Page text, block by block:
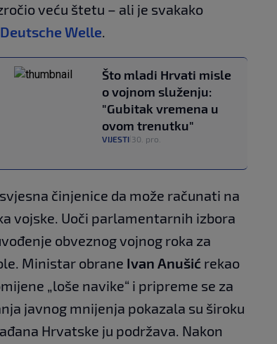
veću štetu – ali je svakako
Deutsche Welle.
Što mladi Hrvati misle
o vojnom služenju:
"Gubitak vremena u
ovom trenutku"
VIJESTI 30. pro.
činjenice da može računati na
vojske. Uoči parlamentarnih izbora
obveznog vojnog roka za
Ministar obrane Ivan Anušić rekao
„loše navike“ i pripreme se za
javnog mnijenja pokazala su široku
Hrvatske ju podržava. Nakon